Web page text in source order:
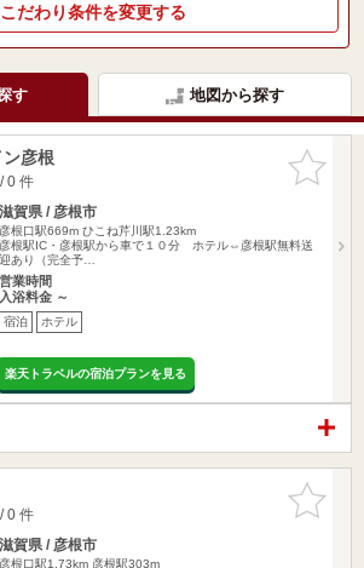
こだわり条件を変更する
す 地図から探す
お気に入
りに追加
彦根
0 件
滋賀県 / 彦根市
彦根口駅669m ひこね芹川駅1.23km
彦根駅IC・彦根駅から車で１０分 ホテル⇔彦根駅無料送
迎あり（完全予…
営業時間
入浴料金 ～
宿泊 ホテル
楽天トラベルの宿泊プランを見る
お気に入
りに追加
0 件
滋賀県 / 彦根市
彦根口駅1.73km 彦根駅303m